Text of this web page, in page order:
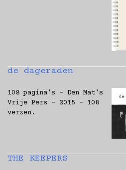
de dageraden
108 pagina's - Den Mat's
Vrije Pers - 2015 - 108
verzen.
THE KEEPERS